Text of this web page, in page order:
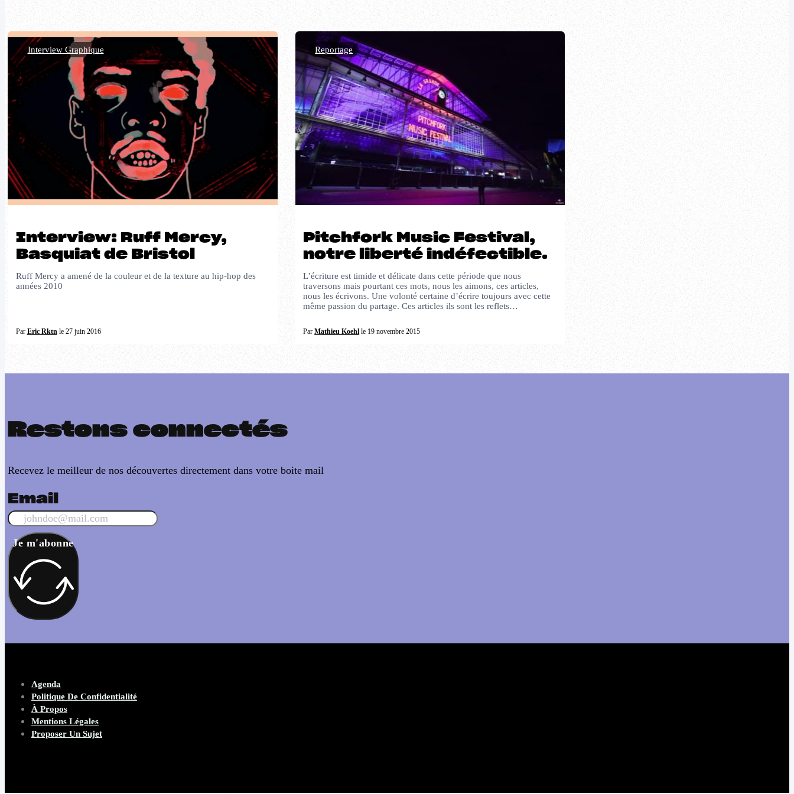
Interview: Ruff Mercy,
Basquiat de Bristol
Ruff Mercy a amené de la couleur et de la texture au hip-hop des
années 2010
Par Eric Rktnle 27 juin 2016
Interview Graphique
Pitchfork Music Festival,
notre liberté indéfectible.
L’écriture est timide et délicate dans cette période que nous
traversons mais pourtant ces mots, nous les aimons, ces articles,
nous les écrivons. Une volonté certaine d’écrire toujours avec cette
même passion du partage. Ces articles ils sont les reflets…
ParMathieu Koehl le 19 novembre 2015
Reportage
Restons connectés
Recevez le meilleur de nos découvertes directement dans votre boite mail
Email
Je m'abonne
Agenda
Politique De Confidentialité
À Propos
Mentions Légales
Proposer Un Sujet